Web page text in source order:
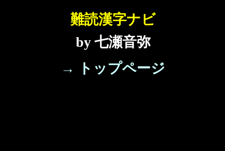
難読漢字ナビ
by 七瀬音弥
→ トップページ